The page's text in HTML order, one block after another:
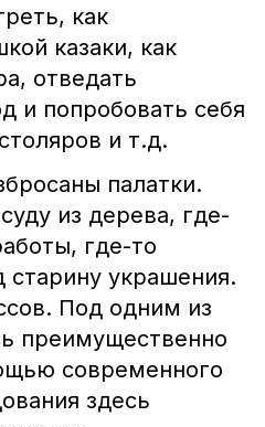
как
казаки, как
отведать
и попробовать себя
и т.д.
палатки.
из дерева, где-
где-то
старину украшения.
Под одним из
преимущественно
современного
здесь